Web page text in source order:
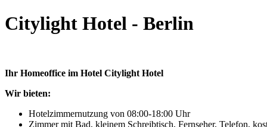
Citylight Hotel - Berlin
Ihr Homeoffice im Hotel Citylight Hotel
Wir bieten:
Hotelzimmernutzung von 08:00-18:00 Uhr
Zimmer mit Bad, kleinem Schreibtisch, Fernseher, Telefon,